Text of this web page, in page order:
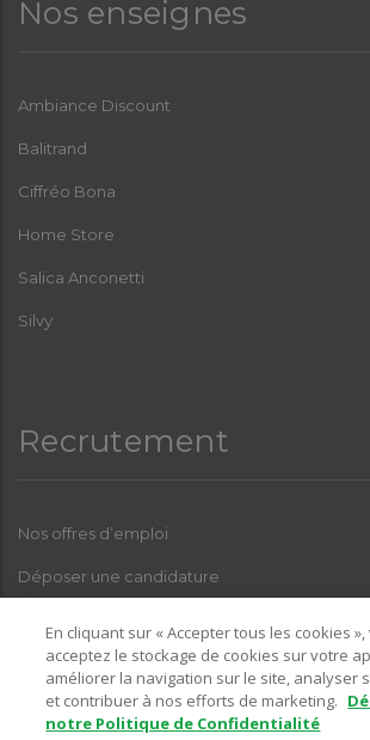
Nos enseignes
Ambiance Discount
Balitrand
Ciffréo Bona
Home Store
Salica Anconetti
Silvy
Recrutement
Nos offres d’emploi
Déposer une candidature
Pour toutes questions relatives à l’une de nos
En cliquant sur « Accepter tous les cookies »,
acceptez le stockage de cookies sur votre
améliorer la navigation sur le site, analyser
et contribuer à nos efforts de marketing.
notre Politique de Confidentialité